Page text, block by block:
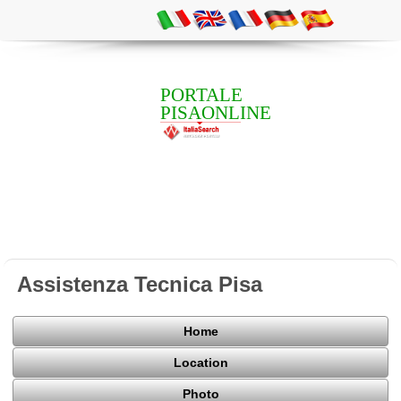
PORTALE
PISAONLINE
Assistenza Tecnica Pisa
Home
Location
Photo